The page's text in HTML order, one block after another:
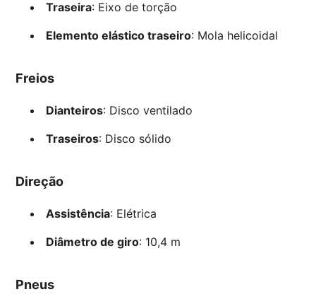
Traseira: Eixo de torção
Elemento elástico traseiro: Mola helicoidal
Freios
Dianteiros: Disco ventilado
Traseiros: Disco sólido
Direção
Assistência: Elétrica
Diâmetro de giro: 10,4 m
Pneus